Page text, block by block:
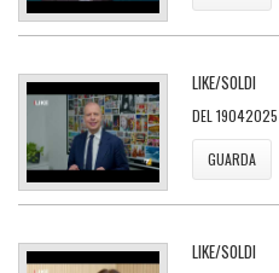
LIKE/SOLDI
DEL 19042025
GUARDA
LIKE/SOLDI